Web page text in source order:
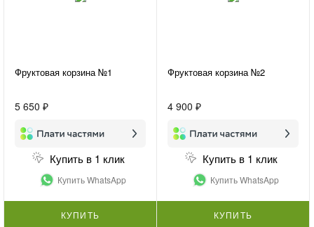
Фруктовая корзина №1
5 650 ₽
Купить в 1 клик
Купить WhatsApp
КУПИТЬ
Фруктовая корзина №2
4 900 ₽
Купить в 1 клик
Купить WhatsApp
КУПИТЬ